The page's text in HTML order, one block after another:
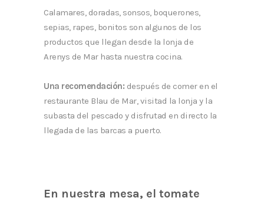
Calamares, doradas, sonsos, boquerones,
sepias, rapes, bonitos son algunos de los
productos que llegan desde la lonja de
Arenys de Mar hasta nuestra cocina.
Una recomendación: después de comer en el
restaurante Blau de Mar,visitad la lonja y la
subasta del pescado y disfrutad en directo la
llegada de las barcas a puerto.
En nuestra mesa, el tomate